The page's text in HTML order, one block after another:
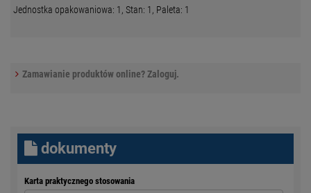
Jednostka opakowaniowa: 1, Stan: 1, Paleta: 1
Zamawianie produktów online? Zaloguj.
dokumenty
Karta praktycznego stosowania